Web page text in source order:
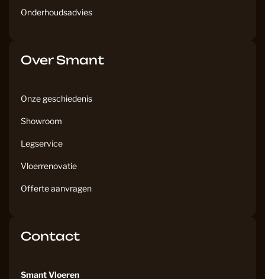
Onderhoudsadvies
Over Smant
Onze geschiedenis
Showroom
Legservice
Vloerrenovatie
Offerte aanvragen
Contact
Smant Vloeren